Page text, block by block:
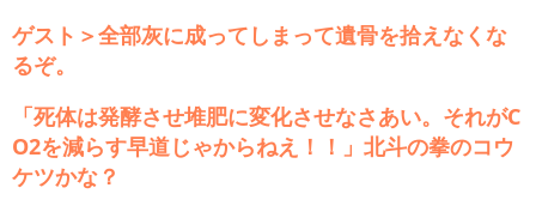
ゲスト＞全部灰に成ってしまって遺骨を拾えなくな
るぞ。
「死体は発酵させ堆肥に変化させなさあい。それがC
O2を減らす早道じゃからねえ！！」北斗の拳のコウ
ケツかな？